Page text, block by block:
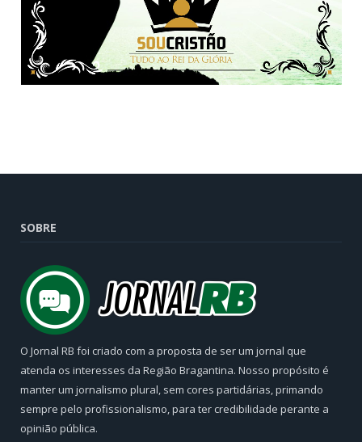
SOBRE
O Jornal RB foi criado com a proposta de ser um jornal que
atenda os interesses da Região Bragantina. Nosso propósito é
manter um jornalismo plural, sem cores partidárias, primando
sempre pelo profissionalismo, para ter credibilidade perante a
opinião pública.